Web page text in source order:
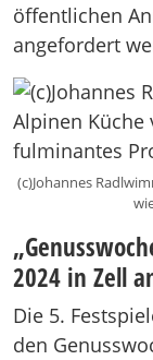
öffentlichen
angefordert
(c)Johannes
2024 in Zell
Die 5.
den